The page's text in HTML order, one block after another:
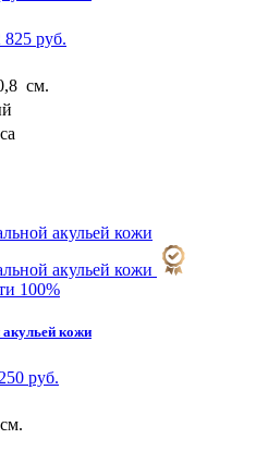
руб.
см.
100%
кожи
руб.